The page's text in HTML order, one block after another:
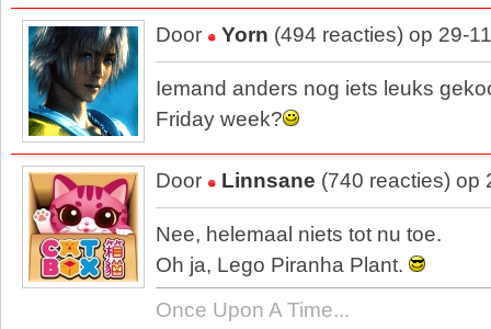
Door Yorn (494 reacties) op 29-
Iemand anders nog iets leuks
Friday week?
Door Linnsane (740 reacties) op
Nee, helemaal niets tot nu toe.
Oh ja, Lego Piranha Plant.
Once Upon A Time...